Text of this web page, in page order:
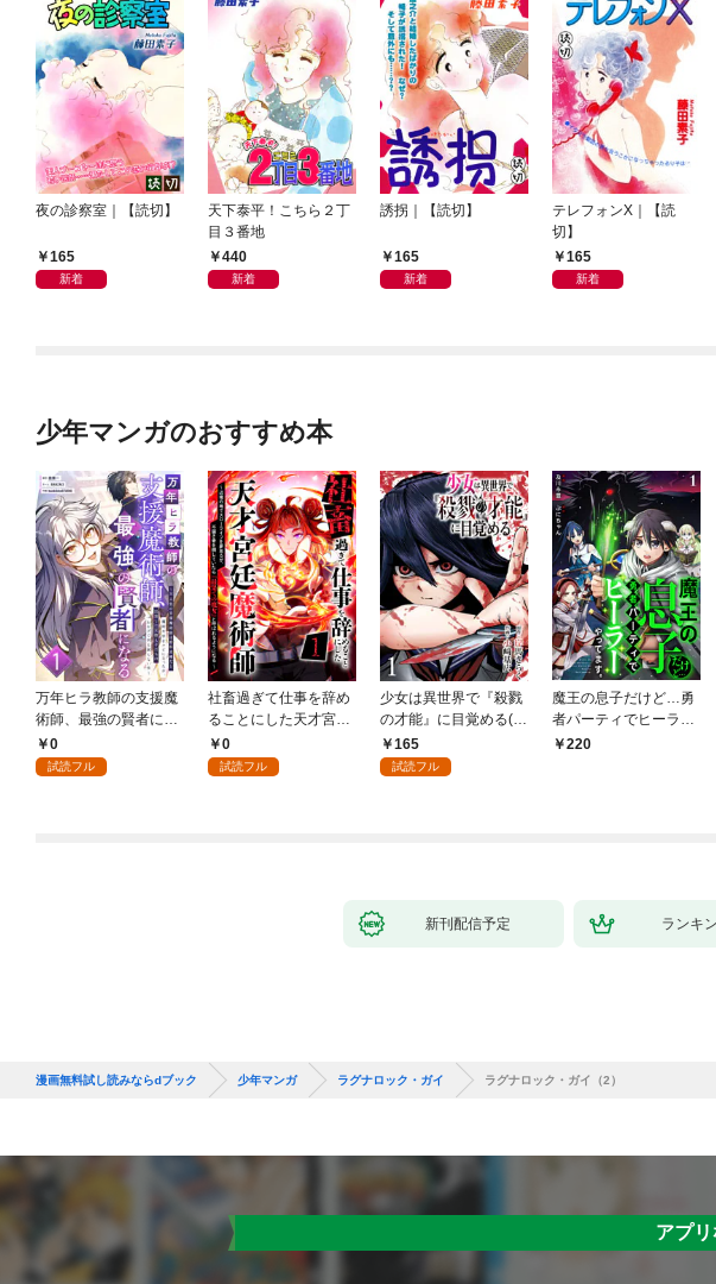
夜の診察室｜【読切】
165
新着
天下泰平！こちら２丁
目３番地
440
新着
誘拐｜【読切】
165
新着
テレフォンX｜【読
切】
165
新着
少年マンガのおすすめ本
万年ヒラ教師の支援魔
術師、最強の賢者にな
る～不人気の支援魔術
師は給料泥棒だと魔術
0
試読フル
社畜過ぎて仕事を辞め
ることにした天才宮廷
魔術師～辺境の地でス
ローライフを夢見る
0
試読フル
少女は異世界で『殺戮
の才能』に目覚める(話
売り) #1
165
試読フル
魔王の息子だけど…勇
者パーティでヒーラー
やってます。1
220
新刊配信予定 ランキ
漫画無料試し読みならdブック 少年マンガ ラグナロック・ガイ ラグナロック・ガイ（2）
アプ